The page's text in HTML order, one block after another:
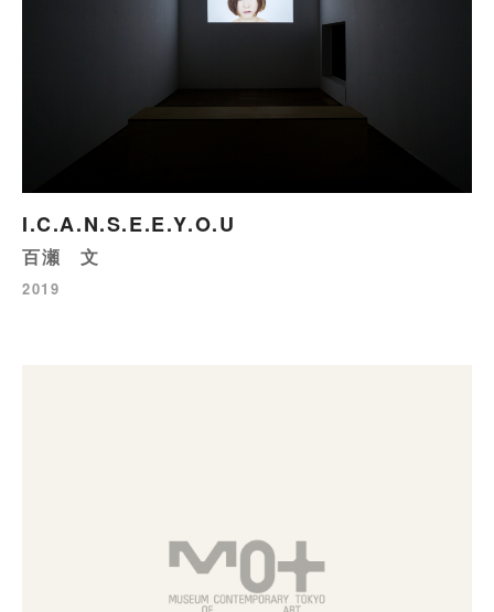
I.C.A.N.S.E.E.Y.O.U
百瀬 文
2019